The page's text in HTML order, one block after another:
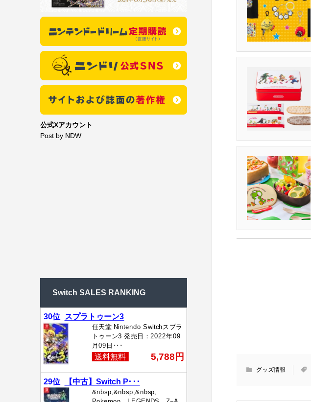
グッズ情報
公式Xアカウント
Post by NDW
Switch SALES RANKING